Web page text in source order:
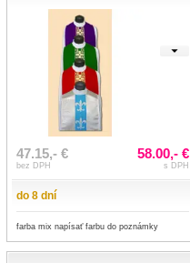
47.15,- €
bez DPH
58.00,- €
s DPH
do 8 dní
farba mix napísať farbu do poznámky